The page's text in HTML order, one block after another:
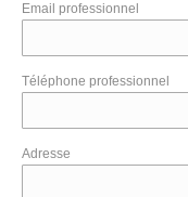
Email professionnel
Téléphone professionnel
Adresse